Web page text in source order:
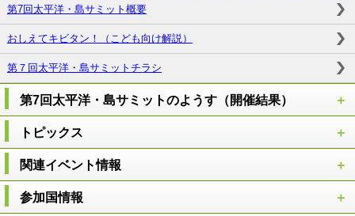
第7回太平洋・島サミット概要
おしえてキビタン！（こども向け解説）
第７回太平洋・島サミットチラシ
第7回太平洋・島サミットのようす（開催結果）
トピックス
関連イベント情報
参加国情報